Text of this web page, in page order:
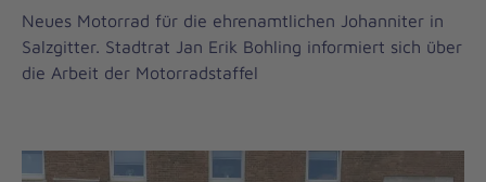
Neues Motorrad für die ehrenamtlichen Johanniter in
Salzgitter. Stadtrat Jan Erik Bohling informiert sich über
die Arbeit der Motorradstaffel